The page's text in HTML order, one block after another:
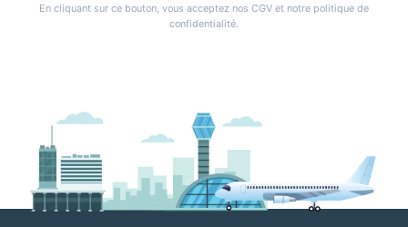
En cliquant sur ce bouton, vous acceptez nos CGV et notre politique de
confidentialité